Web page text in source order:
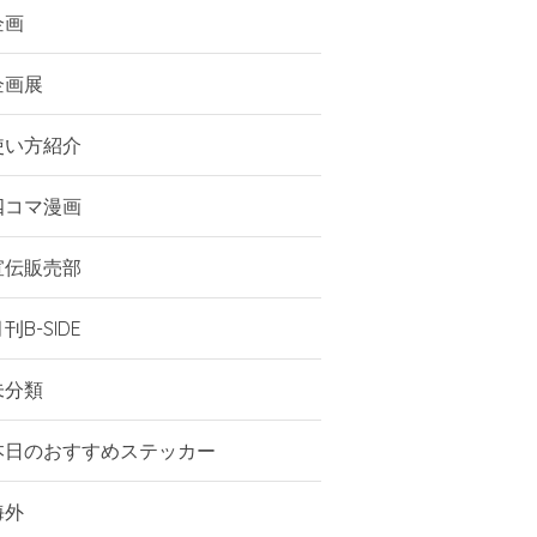
画
画展
い方紹介
コマ漫画
伝販売部
B-SIDE
分類
日のおすすめステッカー
外